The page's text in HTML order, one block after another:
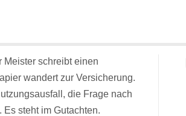
Meister schreibt einen
wandert zur Versicherung.
die Frage nach
steht im Gutachten.